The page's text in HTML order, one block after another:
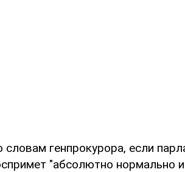
словам генпрокурора, если
"абсолютно нормально